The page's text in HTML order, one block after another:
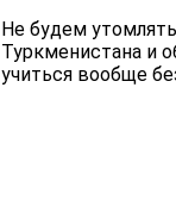
Не будем
Туркменистана и
учиться вообще